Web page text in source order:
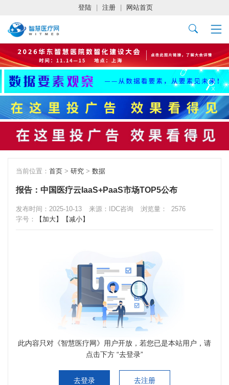
登陆 注册 网站首页
当前位置： 首页 > 研究 > 数据
报告：中国医疗云IaaS+PaaS市场TOP5公布
发布时间：2025-10-13 来源：IDC咨询 浏览量：
2576
字号：
【加大】 【减小】
此内容只对《智慧医疗网》用户开放，若您已是本站用户，请
点击下方 “去登录”
去登录 去注册